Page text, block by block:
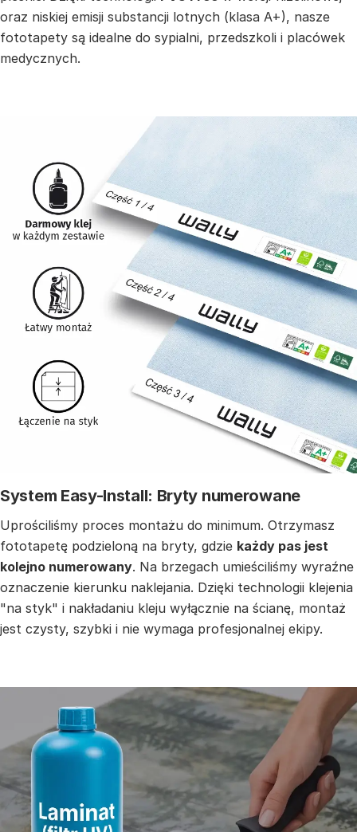
oraz niskiej emisji substancji lotnych (klasa A+), nasze
fototapety są idealne do sypialni, przedszkoli i placówek
medycznych.
System Easy-Install: Bryty numerowane
Uprościliśmy proces montażu do minimum. Otrzymasz
fototapetę podzieloną na bryty, gdzie każdy pas jest
kolejno numerowany. Na brzegach umieściliśmy wyraźne
oznaczenie kierunku naklejania. Dzięki technologii klejenia
"na styk" i nakładaniu kleju wyłącznie na ścianę, montaż
jest czysty, szybki i nie wymaga profesjonalnej ekipy.